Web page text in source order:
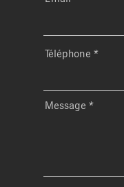
Téléphone
Message